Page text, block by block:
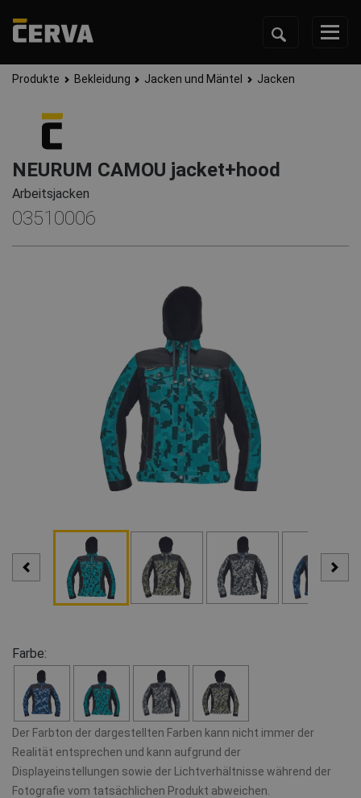
Produkte Bekleidung Jacken und Mäntel Jacken
NEURUM CAMOU jacket+hood
Arbeitsjacken
03510006
Farbe:
Der Farbton der dargestellten Farben kann nicht immer der
Realität entsprechen und kann aufgrund der
Displayeinstellungen sowie der Lichtverhältnisse während der
Fotografie vom tatsächlichen Produkt abweichen.